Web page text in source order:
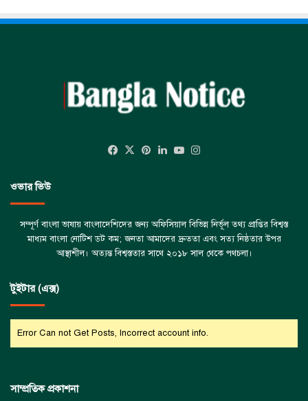
Facebook
X Pinterest
LinkedInYouTube
ওভার ভিউ
সম্পূর্ণ বাংলা ভাষায় বাংলাদেশিদের জন্য অফিসিয়াল বিভিন্ন নির্ভূল তথ্য প্রাপ্তির বিশ্বস্ত
মাধ্যম বাংলা নোটিশ ডট কম; জনতা আমাদের দ্রুততা এবং সত্য নিষ্ঠতার উপর
আস্থাশীল। অত্যন্ত বিশ্বস্ততার সাথে ২০১৮ সাল থেকে পথচলা।
টুইটার (এক্স)
Error Can not Get Posts, Incorrect account info.
সাম্প্রতিক প্রকাশনা